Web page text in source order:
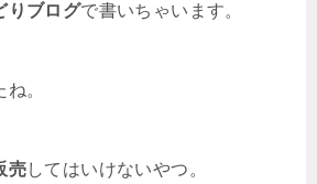
りブログで書いちゃいます。
。
売してはいけないやつ。